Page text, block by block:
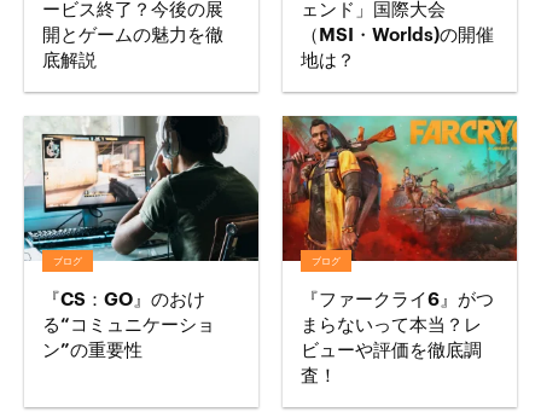
ービス終了？今後の展
開とゲームの魅力を徹
底解説
ェンド」国際大会
（MSI・Worlds)の開催
地は？
ブログ
『CS：GO』のおけ
る“コミュニケーショ
ン”の重要性
ブログ
『ファークライ6』がつ
まらないって本当？レ
ビューや評価を徹底調
査！